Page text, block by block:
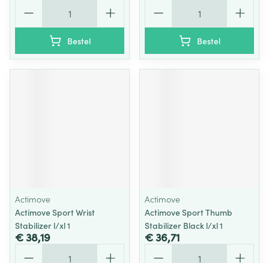
Bestel Bestel
Actimove
Actimove Sport Wrist
Stabilizer l/xl 1
€ 38,19
Actimove
Actimove Sport Thumb
Stabilizer Black l/xl 1
€ 36,71